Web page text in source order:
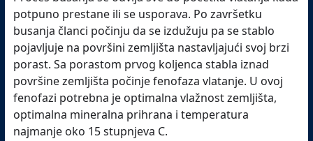
potpuno prestane ili se usporava. Po završetku
busanja članci počinju da se izdužuju pa se stablo
pojavljuje na površini zemljišta nastavljajući svoj brzi
porast. Sa porastom prvog koljenca stabla iznad
površine zemljišta počinje fenofaza vlatanje. U ovoj
fenofazi potrebna je optimalna vlažnost zemljišta,
optimalna mineralna prihrana i temperatura
najmanje oko 15 stupnjeva C.